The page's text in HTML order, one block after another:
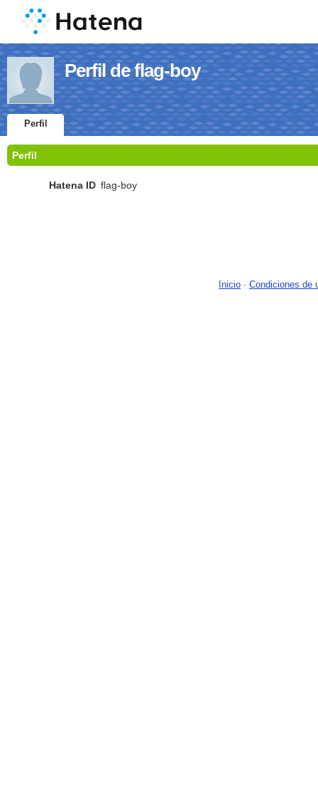
Perfil de flag-boy
Perfil
Perfil
Hatena ID flag-boy
Inicio - Condiciones de